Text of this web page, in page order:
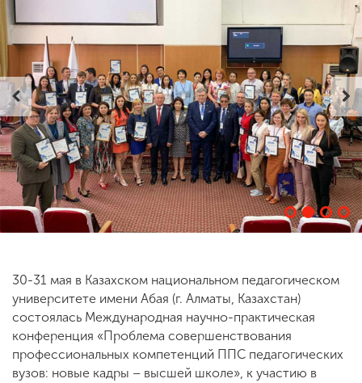
30-31 мая в Казахском национальном педагогическом
университете имени Абая (г. Алматы, Казахстан)
состоялась Международная научно-практическая
конференция «Проблема совершенствования
профессиональных компетенций ППС педагогических
вузов: новые кадры – высшей школе», к участию в